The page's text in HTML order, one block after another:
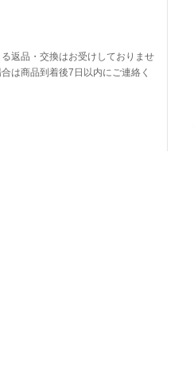
返品・交換はお受けしておりませ
は商品到着後7日以内にご連絡く